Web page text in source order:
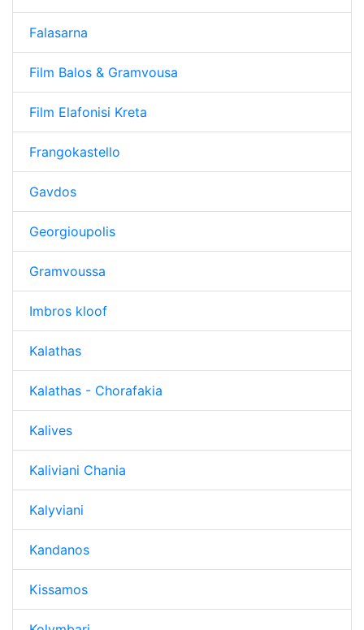
Falasarna
Film Balos & Gramvousa
Film Elafonisi Kreta
Frangokastello
Gavdos
Georgioupolis
Gramvoussa
Imbros kloof
Kalathas
Kalathas - Chorafakia
Kalives
Kaliviani Chania
Kalyviani
Kandanos
Kissamos